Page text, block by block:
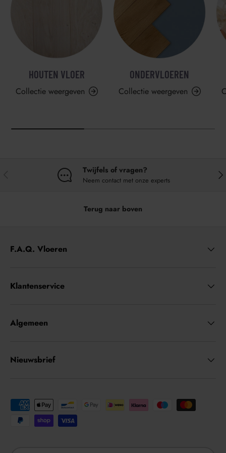
HOUTEN VLOER
Collectie weergeven
ONDERVLOEREN
Collectie weergeven
Twijfels of vragen?
Neem contact met onze experts
Terug naar boven
F.A.Q. Vloeren
Klantenservice
Algemeen
Nieuwsbrief
Geaccepteerde betaalmethoden